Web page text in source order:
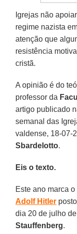
Igrejas não
regime nazista
atenção que
resistência
cristã.
A opinião é do
professor da
artigo publicado
semanal das
valdense, 18-07-
Sbardelotto.
Eis o texto.
Este ano marca
Adolf Hitler
dia 20 de julho
Stauffenberg.